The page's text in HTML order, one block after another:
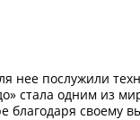
нее послужили
стала одним из
благодаря своему